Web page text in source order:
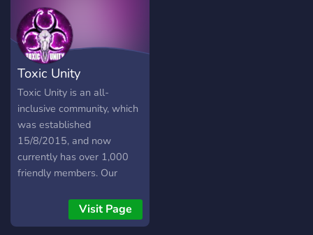
den gleichen Interessen
(Musik, Serien, Bücher,
usw.) – Offene, freundliche
Moderation ✨ Join jetzt –
wir freuen uns auf dich!
Toxic Unity
Toxic Unity is an all-
inclusive community, which
was established
15/8/2015, and now
currently has over 1,000
friendly members. Our
regular amount of active
users and an ever
Visit Page